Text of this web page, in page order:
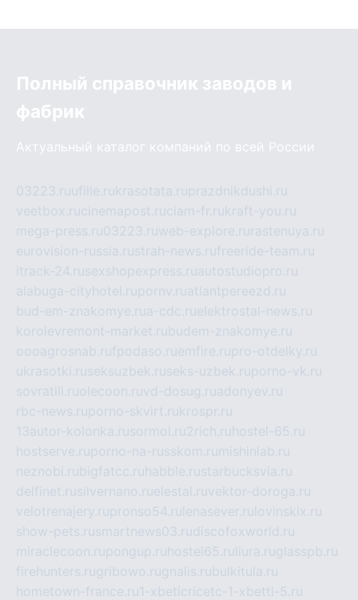
Полный справочник заводов и
фабрик
Актуальный каталог компаний по всей России
03223.ruufille.rukrasotata.ruprazdnikdushi.ru
veetbox.rucinemapost.ruciam-fr.rukraft-you.ru
mega-press.ru03223.ruweb-explore.ru rastenuya.ru
eurovision-russia.rustrah-news.rufreeride-team.ru
itrack-24.rusexshopexpress.ruautostudiopro.ru
alabuga-cityhotel.rupornv.ruatlantpereezd.ru
bud-em-znakomye.rua-cdc.ruelektrostal-news.ru
korolevremont-market.rubudem-znakomye.ru
oooagrosnab.rufpodaso.ruemfire.rupro-otdelky.ru
ukrasotki.ruseksuzbek.ruseks-uzbek.ruporno-vk.ru
sovratili.ruolecoon.ruvd-dosug.ruadonyev.ru
rbc-news.ruporno-skvirt.rukrospr.ru
13autor-kolonka.rusormol.ru2rich.ru hostel-65.ru
hostserve.ruporno-na-russkom.ru mishinlab.ru
neznobi.rubigfatcc.ru habble.rustarbucksvia.ru
delfinet.rusilvernano.ruelestal.ruvektor-doroga.ru
velotrenajery.rupronso54.ru lenasever.ru lovinskix.ru
show-pets.rusmartnews03.rudiscofoxworld.ru
miraclecoon.rupongup.ru hostel65.ru liura.ruglasspb.ru
firehunters.rugribowo.rugnalis.rubulkitula.ru
hometown-france.ru1-xbeticricetc-1-xbetti-5.ru